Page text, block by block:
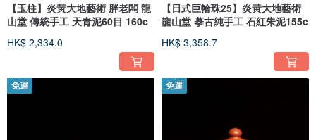
【玉柱】炎黃大地藝術 胖老闆 龍
山堂 傳統手工 天青泥60目 160c
HK$ 2,334.0
【日式巨輪珠25】炎黃大地藝術
龍山堂 摹古純手工 石紅朱泥155c
HK$ 3,358.7
免運 免運